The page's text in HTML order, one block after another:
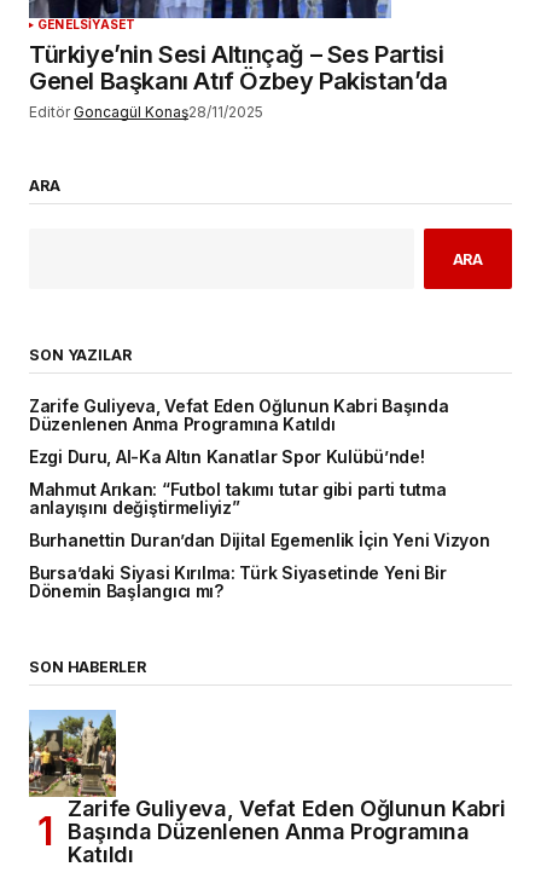
GENELSİYASET
Türkiye’nin Sesi Altınçağ – Ses Partisi
Genel Başkanı Atıf Özbey Pakistan’da
Editör Goncagül Konaş28/11/2025
ARA
ARA
SON YAZILAR
Zarife Guliyeva, Vefat Eden Oğlunun Kabri Başında
Düzenlenen Anma Programına Katıldı
Ezgi Duru, Al-Ka Altın Kanatlar Spor Kulübü’nde!
Mahmut Arıkan: “Futbol takımı tutar gibi parti tutma
anlayışını değiştirmeliyiz”
Burhanettin Duran’dan Dijital Egemenlik İçin Yeni Vizyon
Bursa’daki Siyasi Kırılma: Türk Siyasetinde Yeni Bir
Dönemin Başlangıcı mı?
SON HABERLER
Zarife Guliyeva, Vefat Eden Oğlunun Kabri
Başında Düzenlenen Anma Programına
Katıldı